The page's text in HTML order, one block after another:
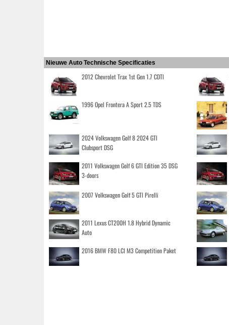
Nieuwe Auto Technische Specificaties
2012 Chevrolet Trax 1st Gen 1.7 CDTI
1996 Opel Frontera A Sport 2.5 TDS
2024 Volkswagen Golf 8 2024 GTI
Clubsport DSG
2011 Volkswagen Golf 6 GTI Edition 35 DSG
3-doors
2007 Volkswagen Golf 5 GTI Pirelli
2011 Lexus CT200H 1.8 Hybrid Dynamic
Auto
2016 BMW F80 LCI M3 Competition Paket